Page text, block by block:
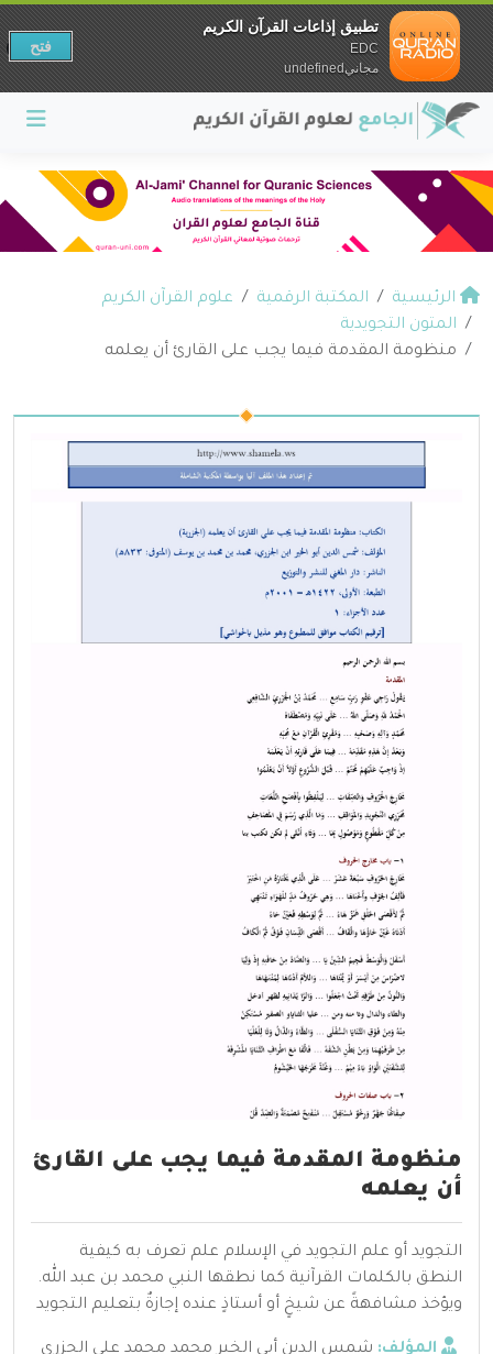
الرئيسية المكتبة الرقمية
علوم القرآن الكريم
المتون التجويدية
منظومة المقدمة فيما يجب على القارئ أن يعلمه
منظومة المقدمة فيما يجب على القارئ
أن يعلمه
التجويد أو علم التجويد في الإسلام علم تعرف به كيفية
النطق بالكلمات القرآنية كما نطقها النبي محمد بن عبد الله.
ويؤخذ مشافهةً عن شيخٍ أو أستاذٍ عنده إجازةٌ بتعليم التجويد
المؤلف: شمس الدين أبي الخير محمد محمد علي الجزري
تطبيق إذاعات القرآن الكريم
EDC
مجانيundefined
فتح